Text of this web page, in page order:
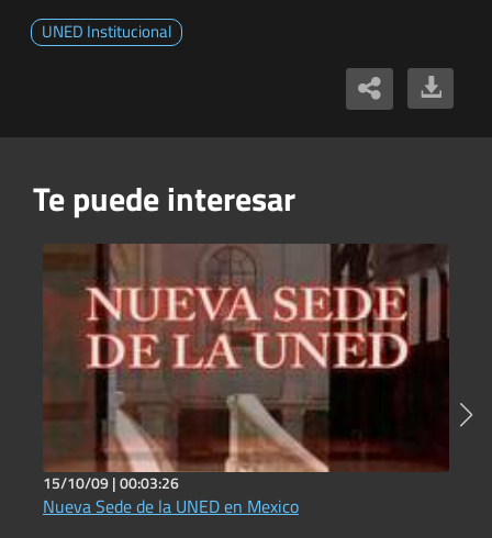
UNED Institucional
Te puede interesar
15/10/09 |00:03:26
Nueva Sede de la UNED en Mexico